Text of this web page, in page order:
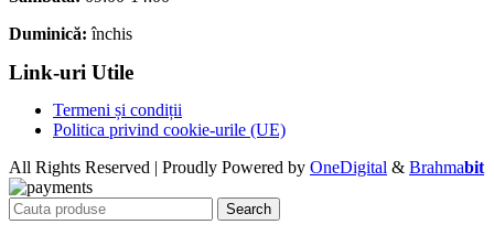
Duminică: închis
Link-uri Utile
Termeni și condiții
Politica privind cookie-urile (UE)
All Rights Reserved | Proudly Powered by OneDigital & Brahmabit
Search